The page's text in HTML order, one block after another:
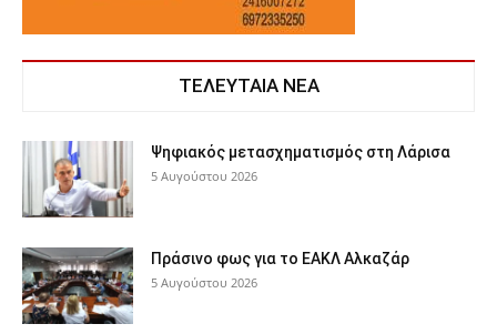
ΤΕΛΕΥΤΑΙΑ ΝΕΑ
Ψηφιακός μετασχηματισμός στη Λάρισα
5 Αυγούστου 2026
Πράσινο φως για το ΕΑΚΛ Αλκαζάρ
5 Αυγούστου 2026